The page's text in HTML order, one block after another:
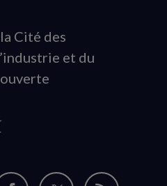
Cité des
et du